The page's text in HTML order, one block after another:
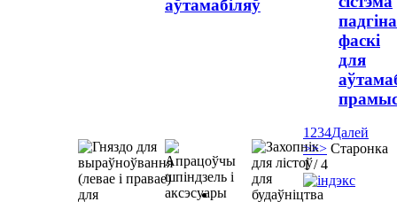
аўтамабіляў
фаскі
для
1 234Далей
>>> Старонка
1 / 4